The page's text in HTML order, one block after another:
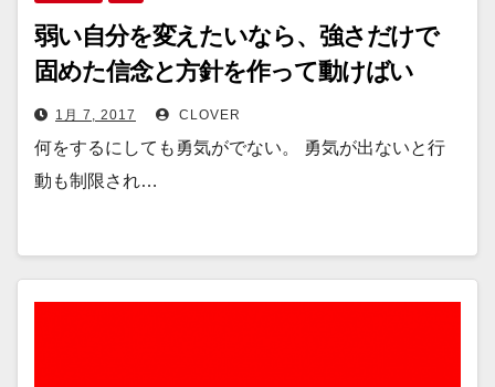
弱い自分を変えたいなら、強さだけで
固めた信念と方針を作って動けばい
い。1月 7, 2017 CLOVER
何をするにしても勇気がでない。 勇気が出ないと行
動も制限され…